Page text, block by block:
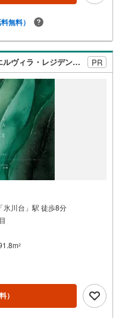
無料）
トラストステージxカラーズ シエルヴィラ・レジデンス 練馬区早宮1丁目1期 全2棟 PR
氷川台」駅 徒歩8分
2
）